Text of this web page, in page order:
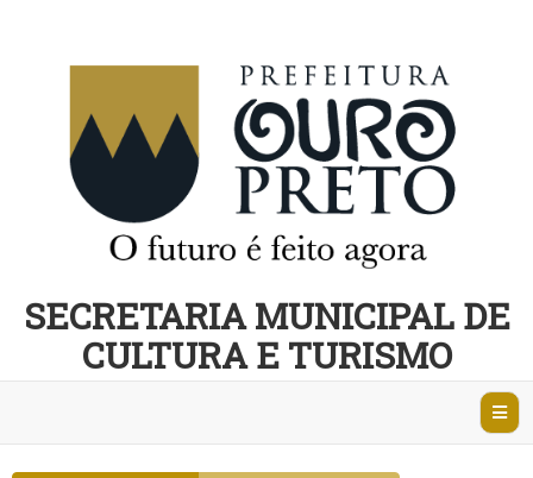
SECRETARIA MUNICIPAL DE
CULTURA E TURISMO